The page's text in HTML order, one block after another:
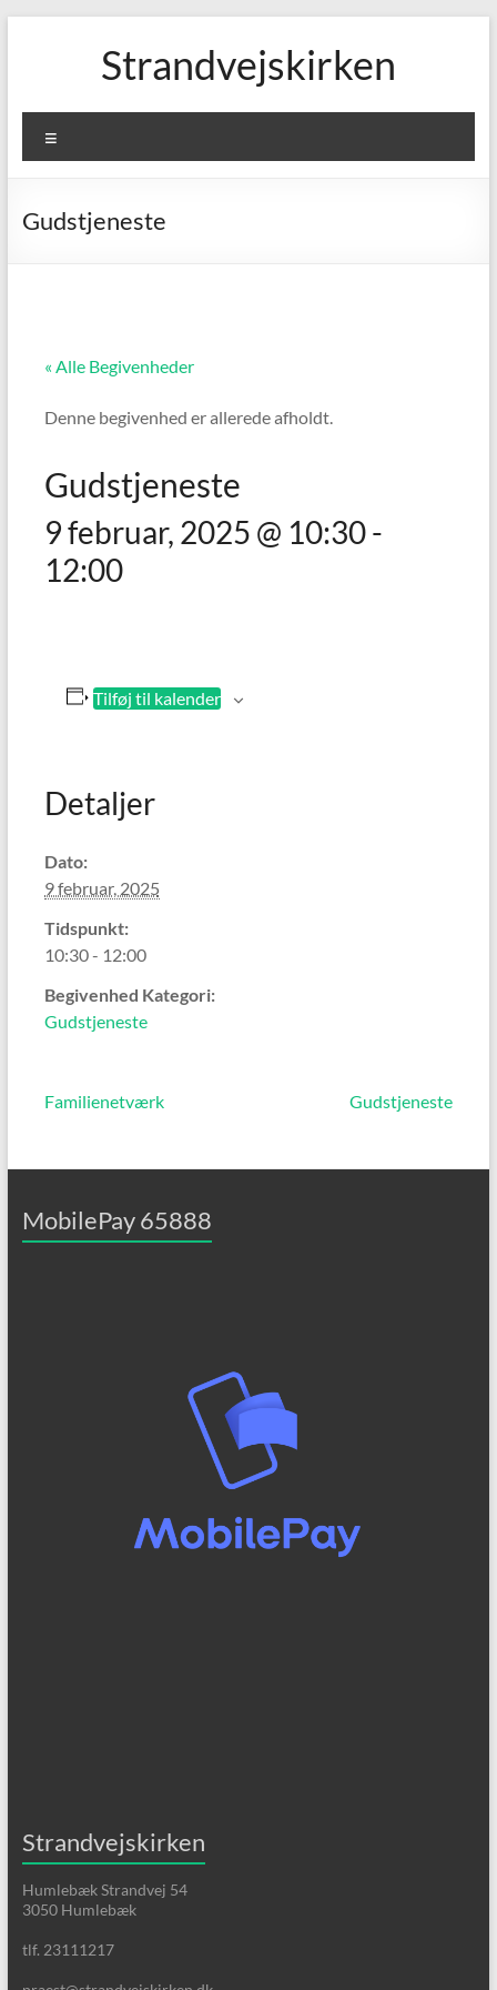
Strandvejskirken
Gudstjeneste
« Alle Begivenheder
Denne begivenhed er allerede afholdt.
Gudstjeneste
9 februar, 2025 @ 10:30-
12:00
Tilføj til kalender
Detaljer
Dato:
9 februar, 2025
Tidspunkt:
10:30 - 12:00
Begivenhed Kategori:
Gudstjeneste
Familienetværk Gudstjeneste
MobilePay 65888
Strandvejskirken
Humlebæk Strandvej 54
3050 Humlebæk
tlf. 23111217